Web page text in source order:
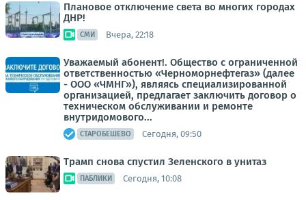
Плановое отключение света во многих городах
ДНР!
СМИ Вчера, 22:18
Уважаемый абонент!. Общество с ограниченной
ответственностью «Черноморнефтегаз» (далее
- ООО «ЧМНГ»), являясь специализированной
организацией, предлагает заключить договор о
техническом обслуживании и ремонте
внутридомового...
СТАРОБЕШЕВО Сегодня, 09:50
Трамп снова спустил Зеленского в унитаз
ПАБЛИКИ Сегодня, 10:08